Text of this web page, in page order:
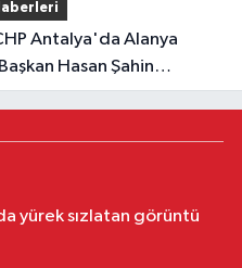
Hasan Şahin
üç isim var"
yürek sızlatan görüntü